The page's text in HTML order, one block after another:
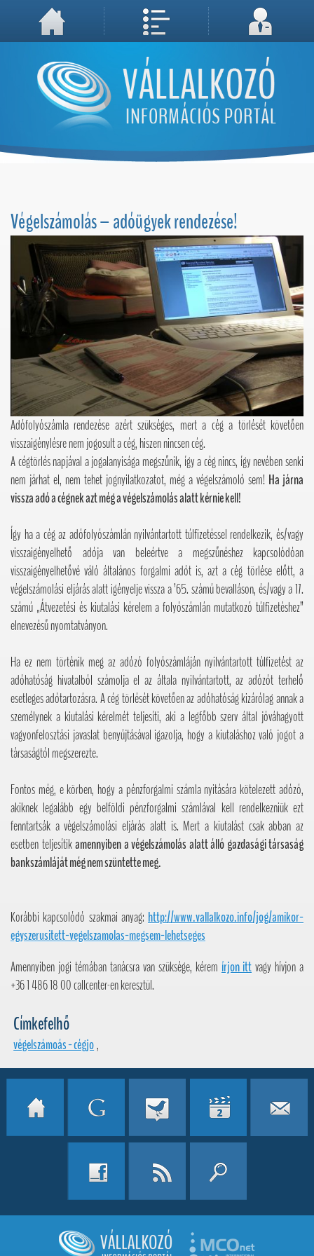
A weboldal használatával Ön elfogadja, hogy Cookie-kat (sütiket) tároljunk számítógépén. A sütik a weboldal megfelelő működéséhez
Megértettem, folytatás...
Végelszámolás – adóügyek rendezése!
Adófolyószámla rendezése azért szükséges, mert a cég a törlését követően
visszaigénylésre nem jogosult a cég, hiszen nincsen cég.
A cégtörlés napjával a jogalanyisága megszűnik, így a cég nincs, így nevében senki
nem járhat el, nem tehet jognyilatkozatot, még a végelszámoló sem! Ha járna
vissza adó a cégnek azt még a végelszámolás alatt kérnie kell!
Így ha a cég az adófolyószámlán nyilvántartott túlfizetéssel rendelkezik, és/vagy
visszaigényelhető adója van beleértve a megszűnéshez kapcsolódóan
visszaigényelhetővé váló általános forgalmi adót is, azt a cég törlése előtt, a
végelszámolási eljárás alatt igényelje vissza a ’65. számú bevalláson, és/vagy a 17.
számú „Átvezetési és kiutalási kérelem a folyószámlán mutatkozó túlfizetéshez”
elnevezésű nyomtatványon.
Ha ez nem történik meg az adózó folyószámláján nyilvántartott túlfizetést az
adóhatóság hivatalból számolja el az általa nyilvántartott, az adózót terhelő
esetleges adótartozásra. A cég törlését követően az adóhatóság kizárólag annak a
személynek a kiutalási kérelmét teljesíti, aki a legfőbb szerv által jóváhagyott
vagyonfelosztási javaslat benyújtásával igazolja, hogy a kiutaláshoz való jogot a
társaságtól megszerezte.
Fontos még, e körben, hogy a pénzforgalmi számla nyitására kötelezett adózó,
akiknek legalább egy belföldi pénzforgalmi számlával kell rendelkezniük ezt
fenntartsák a végelszámolási eljárás alatt is. Mert a kiutalást csak abban az
esetben teljesítikamennyiben a végelszámolás alatt álló gazdasági társaság
bankszámláját még nem szüntette meg.
Korábbi kapcsolódó szakmai anyag: http://www.vallalkozo.info/jog/amikor-
egyszerusitett-vegelszamolas-megsem-lehetseges
Amennyiben jogi témában tanácsra van szüksége, kérem írjon ittvagy hívjon a
+36 1 486 18 00 callcenter-en keresztül.
Címkefelhő
végelszámoás - cégjo,